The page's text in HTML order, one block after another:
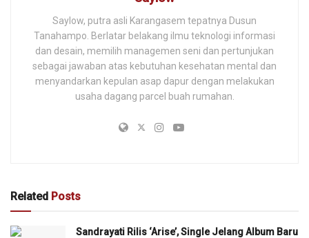
Saylow, putra asli Karangasem tepatnya Dusun
Tanahampo. Berlatar belakang ilmu teknologi informasi
dan desain, memilih managemen seni dan pertunjukan
sebagai jawaban atas kebutuhan kesehatan mental dan
menyandarkan kepulan asap dapur dengan melakukan
usaha dagang parcel buah rumahan.
Related Posts
Sandrayati Rilis ‘Arise’, Single Jelang Album Baru